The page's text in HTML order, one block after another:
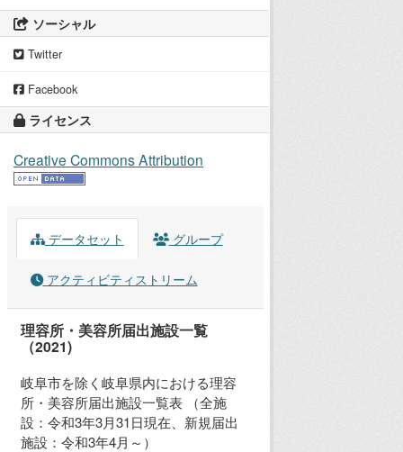
ソーシャル
Twitter
Facebook
ライセンス
Creative Commons Attribution
データセット グループ
アクティビティストリーム
理容所・美容所届出施設一覧
（2021)
岐阜市を除く岐阜県内における理容
所・美容所届出施設一覧表 （全施
設：令和3年3月31日現在、新規届出
施設：令和3年4月～）